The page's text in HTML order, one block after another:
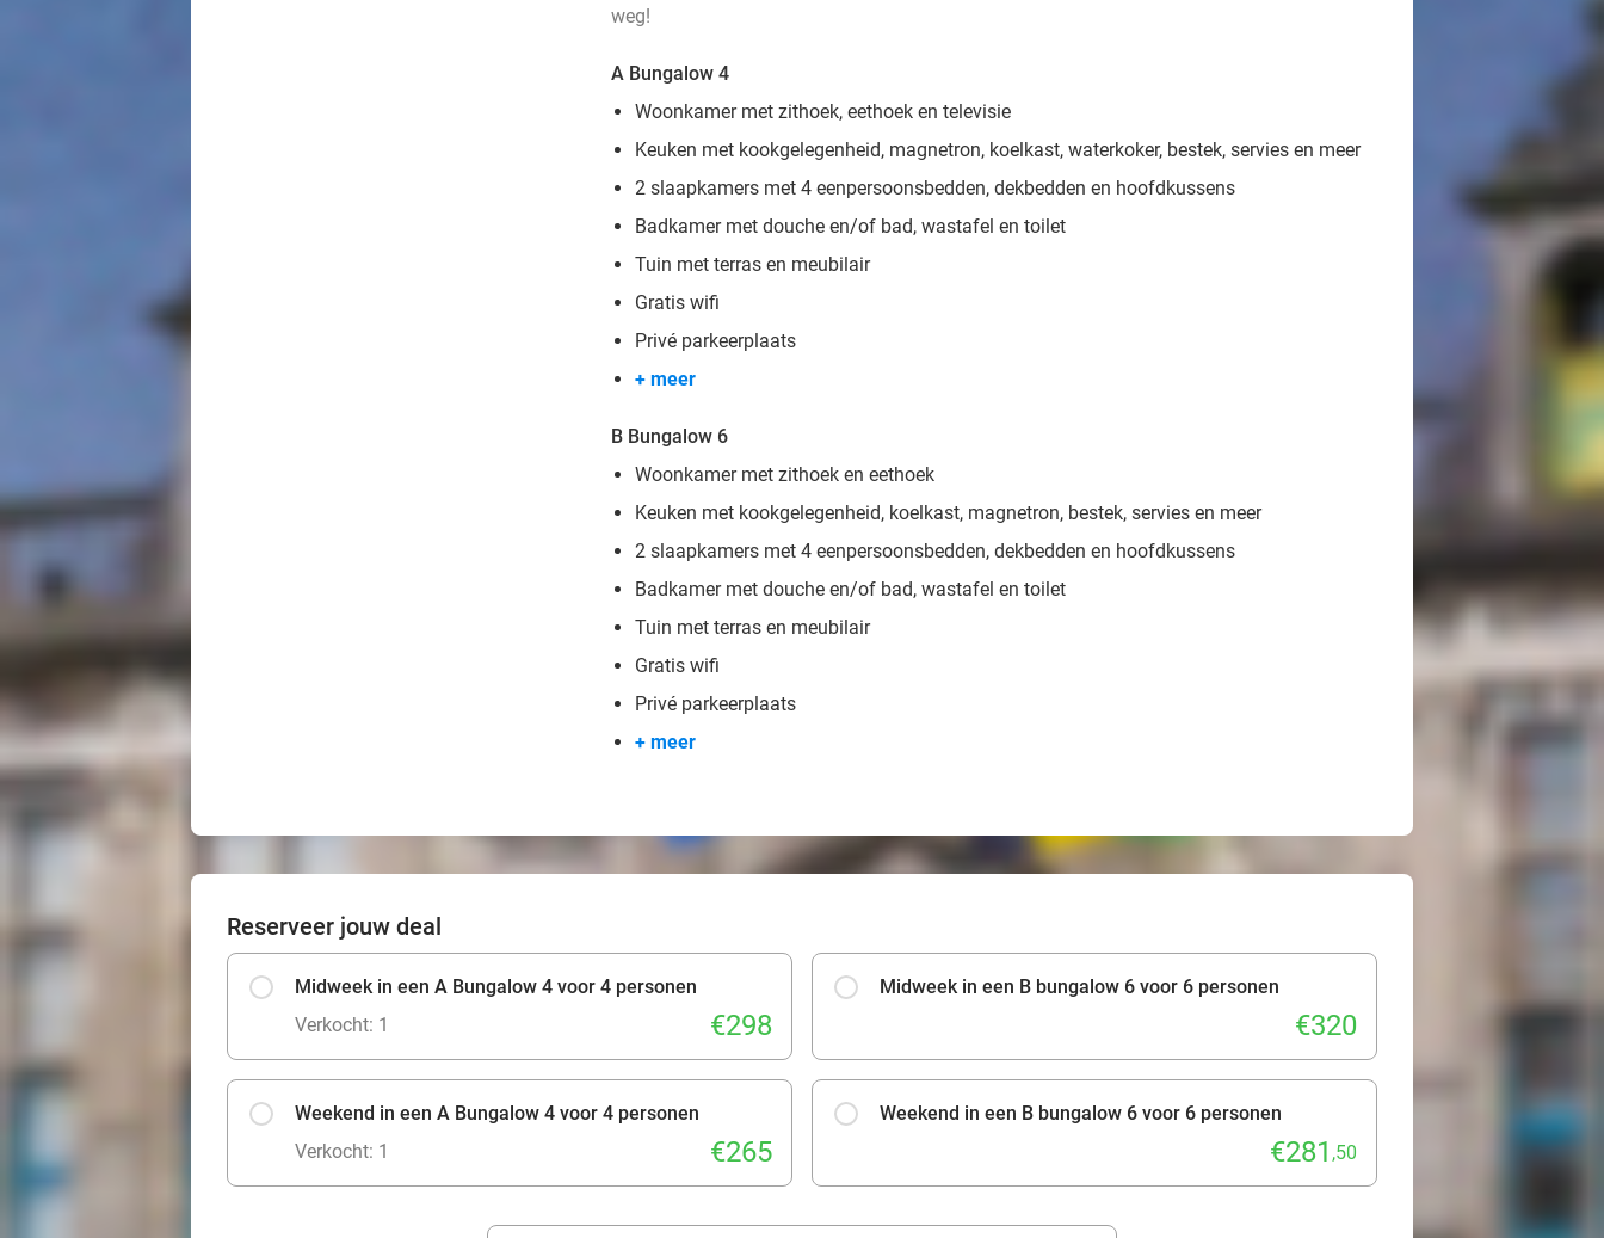
weg!
A Bungalow 4
Woonkamer met zithoek, eethoek en televisie
Keuken met kookgelegenheid, magnetron, koelkast, waterkoker, bestek, servies en meer
2 slaapkamers met 4 eenpersoonsbedden, dekbedden en hoofdkussens
Badkamer met douche en/of bad, wastafel en toilet
Tuin met terras en meubilair
Gratis wifi
Privé parkeerplaats
+ meer
B Bungalow 6
Woonkamer met zithoek en eethoek
Keuken met kookgelegenheid, koelkast, magnetron, bestek, servies en meer
2 slaapkamers met 4 eenpersoonsbedden, dekbedden en hoofdkussens
Badkamer met douche en/of bad, wastafel en toilet
Tuin met terras en meubilair
Gratis wifi
Privé parkeerplaats
+ meer
Reserveer jouw deal
Midweek in een A Bungalow 4 voor 4 personen
Verkocht: 1
€298
Midweek in een B bungalow 6 voor 6 personen
€320
Weekend in een A Bungalow 4 voor 4 personen
Verkocht: 1
€265
Weekend in een B bungalow 6 voor 6 personen
€281 ,50